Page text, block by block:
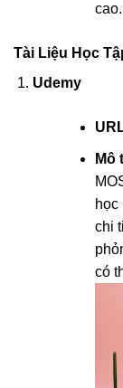
cao.
Tài Liệu Học
Udemy
Mô
chi
có